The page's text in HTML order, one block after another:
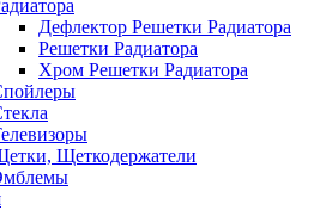
Дефлектор Решетки Радиатора
Решетки Радиатора
Хром Решетки Радиатора
Щеткодержатели